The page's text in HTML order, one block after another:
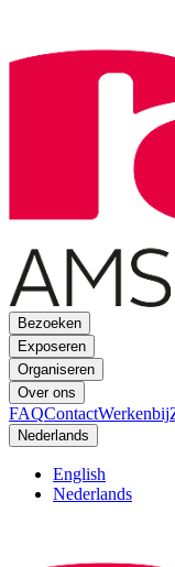
Bezoeken
Exposeren
Organiseren
Over ons
FAQContactWerkenbij
Nederlands
English
Nederlands